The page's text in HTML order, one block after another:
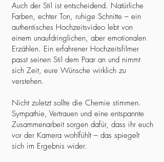
Auch der Stil ist entscheidend. Natürliche
Farben, echter Ton, ruhige Schnitte – ein
authentisches Hochzeitsvideo lebt von
einem unaufdringlichen, aber emotionalen
Erzählen. Ein erfahrener Hochzeitsfilmer
passt seinen Stil dem Paar an und nimmt
sich Zeit, eure Wünsche wirklich zu
verstehen.
Nicht zuletzt sollte die Chemie stimmen.
Sympathie, Vertrauen und eine entspannte
Zusammenarbeit sorgen dafür, dass ihr euch
vor der Kamera wohlfühlt – das spiegelt
sich im Ergebnis wider.